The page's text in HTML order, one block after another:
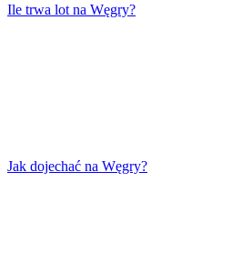
Ile trwa lot na Węgry?
Jak dojechać na Węgry?